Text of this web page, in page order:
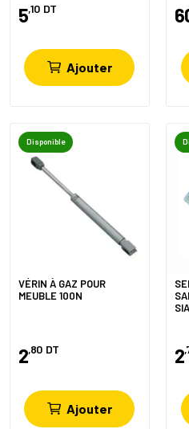
5,10 DT
Ajouter
Disponible
VÉRIN À GAZ POUR
MEUBLE 100N
2,80 DT
Ajouter
2